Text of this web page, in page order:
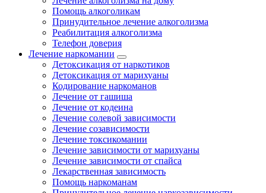
Помощь алкоголикам
Принудительное лечение алкоголизма
Реабилитация алкоголизма
Телефон доверия
Лечение наркомании
Детоксикация от наркотиков
Детоксикация от марихуаны
Кодирование наркоманов
Лечение от гашиша
Лечение от кодеина
Лечение солевой зависимости
Лечение созависимости
Лечение токсикомании
Лечение зависимости от марихуаны
Лечение зависимости от спайса
Лекарственная зависимость
Помощь наркоманам